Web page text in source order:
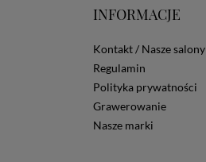
INFORMACJE
Kontakt / Nasze salony
Regulamin
Polityka prywatności
Grawerowanie
Nasze marki